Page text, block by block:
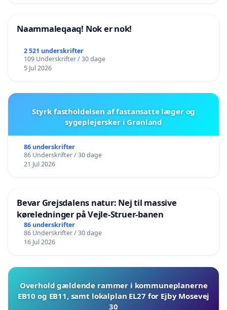
Naammaleqaaq! Nok er nok!
2 521 underskrifter
109 Underskrifter / 30 dage
5 Jul 2026
Styrk fastholdelsen af fastansatte læger og
sygeplejersker i Grønland
86 underskrifter
86 Underskrifter / 30 dage
21 Jul 2026
Bevar Grejsdalens natur: Nej til massive
køreledninger på Vejle-Struer-banen
86 underskrifter
86 Underskrifter / 30 dage
16 Jul 2026
Overhold gældende rammer i kommuneplanerne
EB10 og EB11, samt lokalplan EL27 for Ejby Mosevej
30